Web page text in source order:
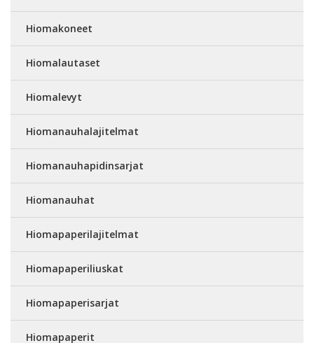
Hiomakoneet
Hiomalautaset
Hiomalevyt
Hiomanauhalajitelmat
Hiomanauhapidinsarjat
Hiomanauhat
Hiomapaperilajitelmat
Hiomapaperiliuskat
Hiomapaperisarjat
Hiomapaperit